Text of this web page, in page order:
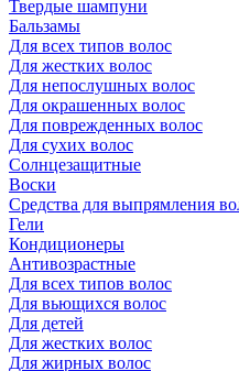
Твердые шампуни
Бальзамы
Для всех типов волос
Для жестких волос
Для непослушных волос
Для окрашенных волос
Для поврежденных волос
Для сухих волос
Солнцезащитные
Воски
Средства для выпрямления
Гели
Кондиционеры
Антивозрастные
Для всех типов волос
Для вьющихся волос
Для детей
Для жестких волос
Для жирных волос